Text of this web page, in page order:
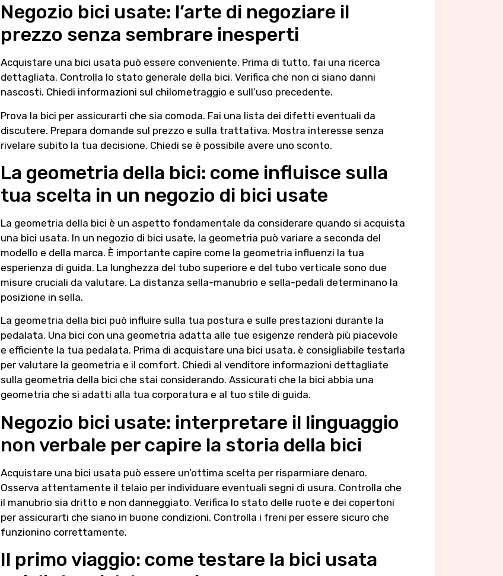
Negozio bici usate: l’arte di negoziare il
prezzo senza sembrare inesperti
Acquistare una bici usata può essere conveniente. Prima di tutto, fai una ricerca
dettagliata. Controlla lo stato generale della bici. Verifica che non ci siano danni
nascosti. Chiedi informazioni sul chilometraggio e sull’uso precedente.
Prova la bici per assicurarti che sia comoda. Fai una lista dei difetti eventuali da
discutere. Prepara domande sul prezzo e sulla trattativa. Mostra interesse senza
rivelare subito la tua decisione. Chiedi se è possibile avere uno sconto.
La geometria della bici: come influisce sulla
tua scelta in un negozio di bici usate
La geometria della bici è un aspetto fondamentale da considerare quando si acquista
una bici usata. In un negozio di bici usate, la geometria può variare a seconda del
modello e della marca. È importante capire come la geometria influenzi la tua
esperienza di guida. La lunghezza del tubo superiore e del tubo verticale sono due
misure cruciali da valutare. La distanza sella-manubrio e sella-pedali determinano la
posizione in sella.
La geometria della bici può influire sulla tua postura e sulle prestazioni durante la
pedalata. Una bici con una geometria adatta alle tue esigenze renderà più piacevole
e efficiente la tua pedalata. Prima di acquistare una bici usata, è consigliabile testarla
per valutare la geometria e il comfort. Chiedi al venditore informazioni dettagliate
sulla geometria della bici che stai considerando. Assicurati che la bici abbia una
geometria che si adatti alla tua corporatura e al tuo stile di guida.
Negozio bici usate: interpretare il linguaggio
non verbale per capire la storia della bici
Acquistare una bici usata può essere un’ottima scelta per risparmiare denaro.
Osserva attentamente il telaio per individuare eventuali segni di usura. Controlla che
il manubrio sia dritto e non danneggiato. Verifica lo stato delle ruote e dei copertoni
per assicurarti che siano in buone condizioni. Controlla i freni per essere sicuro che
funzionino correttamente.
Il primo viaggio: come testare la bici usata